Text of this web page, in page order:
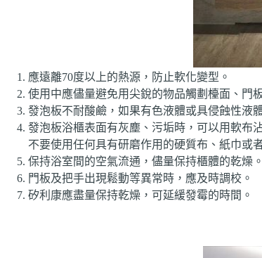
應遠離70度以上的熱源，防止軟化變型。
使用中應儘量避免用尖銳的物品觸劃檯面、門
發泡板不耐酸鹼，如果有色液體或具侵蝕性液
發泡板浴櫃表面有灰塵、污垢時，可以用軟布
不要使用任何具有研磨作用的硬質布、紙巾或
保持浴室間的空氣流通，儘量保持櫃體的乾燥
門板及把手出現鬆動等異常時，應及時調校。
矽利康應盡量保持乾燥，可延緩發霉的時間。